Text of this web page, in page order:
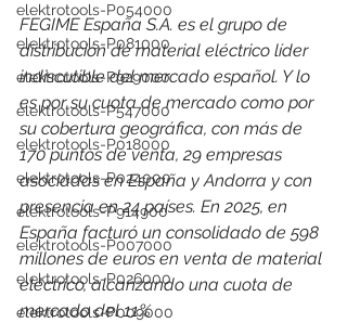
elektrotools-P054000
elektrotools-P081000
elektrotools-P929000
elektrotools-P547000
elektrotools-P018000
elektrotools-P024000
elektrotools-P914900
elektrotools-P007000
elektrotools-P026000
elektrotools-P009000
FEGIME España S.A. es el grupo de
distribución de material eléctrico líder
indiscutible del mercado español. Y lo
es por su cuota de mercado como por
su cobertura geográfica, con más de
170 puntos de venta, 29 empresas
asociadas en España y Andorra y con
presencia en 24 países. En 2025, en
España facturó un consolidado de 598
millones de euros en venta de material
eléctrico, alcanzando una cuota de
mercado del 11%